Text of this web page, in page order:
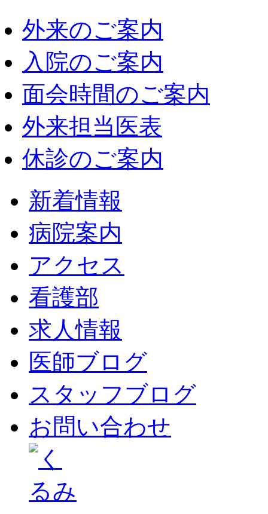
外来のご案内
入院のご案内
面会時間のご案内
外来担当医表
休診のご案内
新着情報
病院案内
アクセス
看護部
求人情報
医師ブログ
スタッフブログ
お問い合わせ